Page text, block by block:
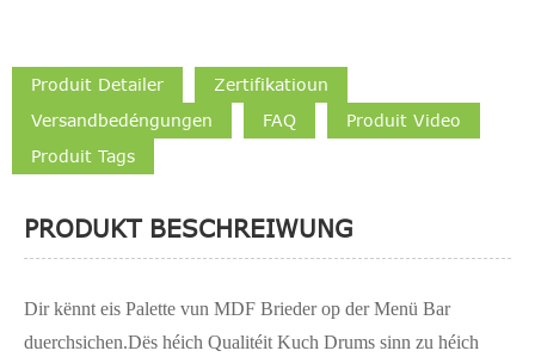
Produit Detailer
Zertifikatioun
Versandbedéngungen
FAQ
Produit Video
Produit Tags
PRODUKT BESCHREIWUNG
Dir kënnt eis Palette vun MDF Brieder op der Menü Bar
duerchsichen.Dës héich Qualitéit Kuch Drums sinn zu héich